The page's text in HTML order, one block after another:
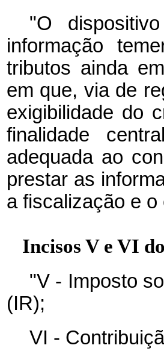
"O
informação
tributos ainda
em que, via de
exigibilidade do
finalidade
adequada ao
prestar as
a fiscalização e
Incisos V e VI
"V - Imposto
(IR);
VI -